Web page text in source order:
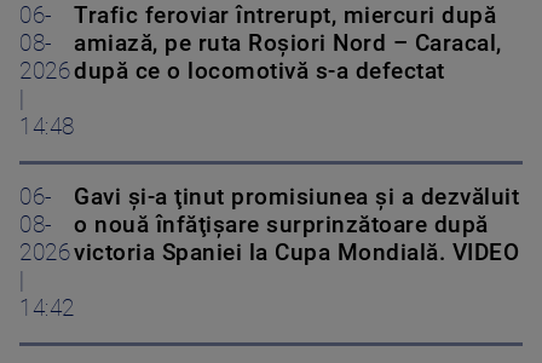
06-
08-
2026
14:48
Trafic feroviar întrerupt, miercuri după
amiază, pe ruta Roşiori Nord – Caracal,
după ce o locomotivă s-a defectat
06-
08-
2026
14:42
Gavi şi-a ţinut promisiunea şi a dezvăluit
o nouă înfăţişare surprinzătoare după
victoria Spaniei la Cupa Mondială. VIDEO